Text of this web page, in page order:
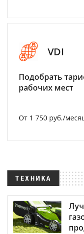
VDI
Подобрать
рабочих мест
От 1 750 руб./
ТЕХНИКА